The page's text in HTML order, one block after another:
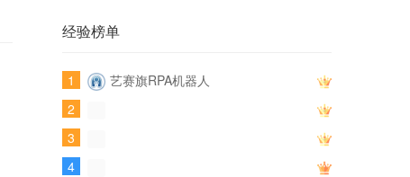
经验榜单
1
艺赛旗RPA机器人
2
3
4